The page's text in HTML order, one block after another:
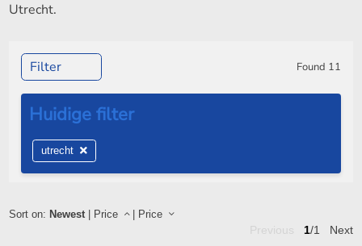
Utrecht.
Sort on: Newest| Price | Price
1/1 Next
Filter Found 11
utrecht